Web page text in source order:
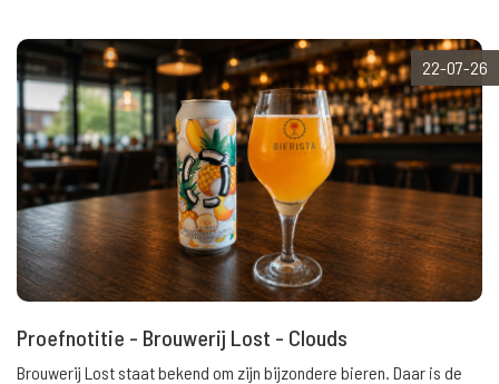
22-07-26
Proefnotitie - Brouwerij Lost - Clouds
Brouwerij Lost staat bekend om zijn bijzondere bieren. Daar is de